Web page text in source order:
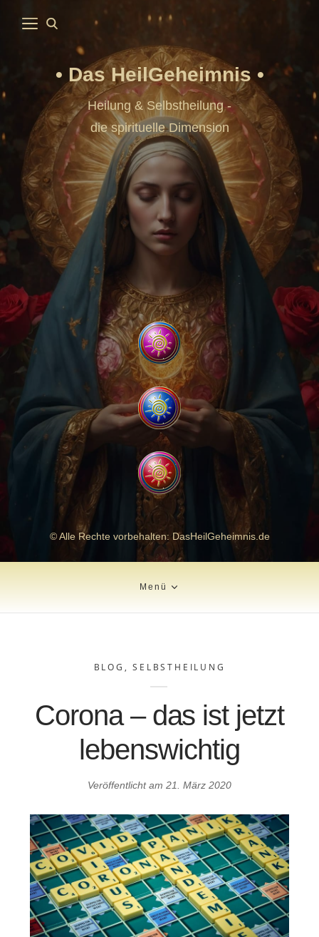
Das HeilGeheimnis
Heilung & Selbstheilung -
die spirituelle Dimension
© Alle Rechte vorbehalten: DasHeilGeheimnis.de
Menü
BLOG ,SELBSTHEILUNG
Corona – das ist jetzt
lebenswichtig
Veröffentlicht am 21. März 2020